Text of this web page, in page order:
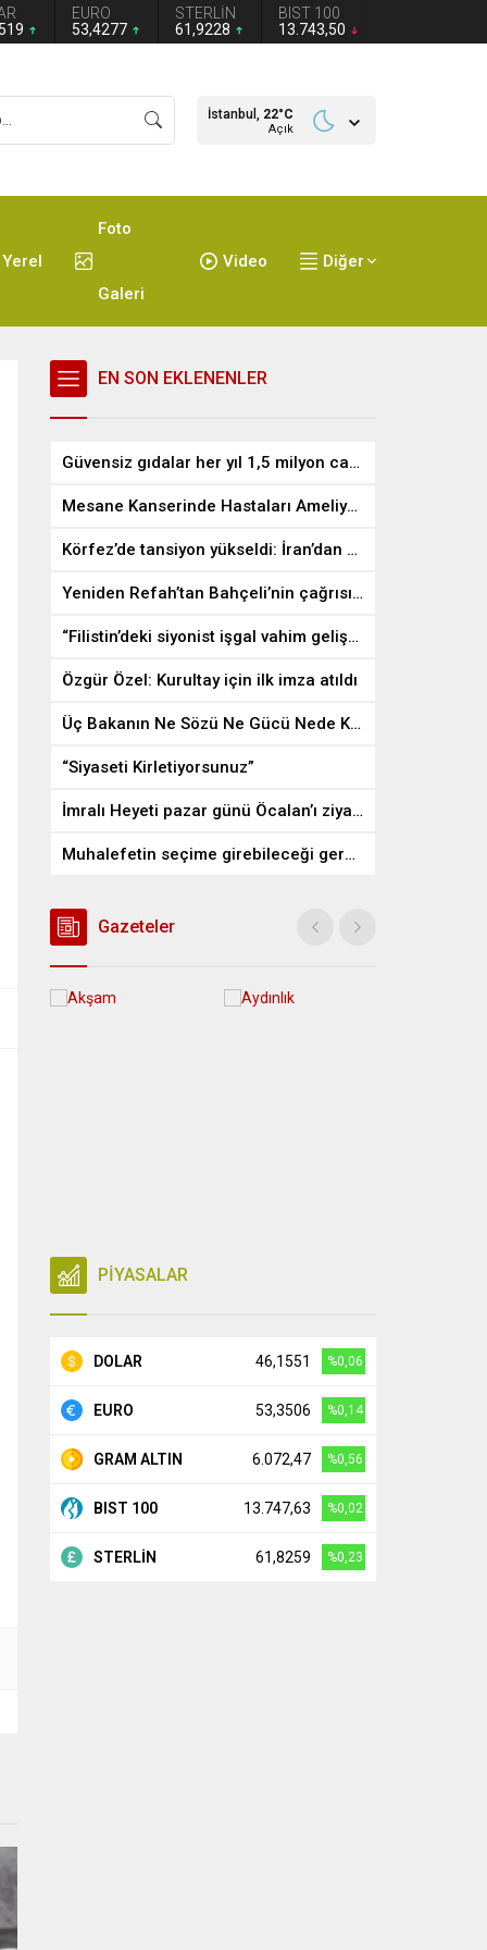
EURO
53,4277
STERLİN
61,9228
BIST 100
13.743,50
İstanbul, 22°C
Açık
Yerel
Foto
Galeri
Video Diğer
EN SON EKLENENLER
Güvensiz gıdalar her yıl 1,5 milyon can alıyor
Mesane Kanserinde Hastaları Ameliyattan Kurtaran İlaç
Körfez’de tansiyon yükseldi: İran’dan ABD üslerine misilleme
Yeniden Refah’tan Bahçeli’nin çağrısına destek
“Filistin’deki siyonist işgal vahim gelişmelere gebe”
Özgür Özel: Kurultay için ilk imza atıldı
Üç Bakanın Ne Sözü Ne Gücü Nede Kudreti Yetmedi
“Siyaseti Kirletiyorsunuz”
İmralı Heyeti pazar günü Öcalan’ı ziyaret edecek
Muhalefetin seçime girebileceği gerçek bir alan kalmayabilir
Gazeteler
PİYASALAR
DOLAR 46,1551 %0,06
EURO 53,3506 %0,14
GRAM ALTIN 6.072,47 %0,56
BIST 100 13.747,63 %0,02
STERLİN 61,8259 %0,23